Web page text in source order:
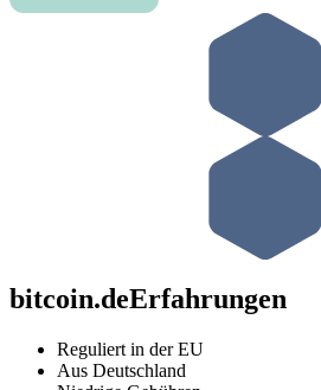
bitcoin.deErfahrungen
Reguliert in der EU
Aus Deutschland